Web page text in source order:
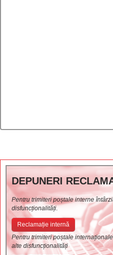
DEPUNERI
Pentru trimiteri poștale interne
disfuncționalități.
Reclamație internă
Pentru trimiteri poștale
alte disfuncționalități